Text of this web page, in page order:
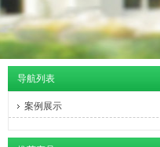
导航列表
案例展示